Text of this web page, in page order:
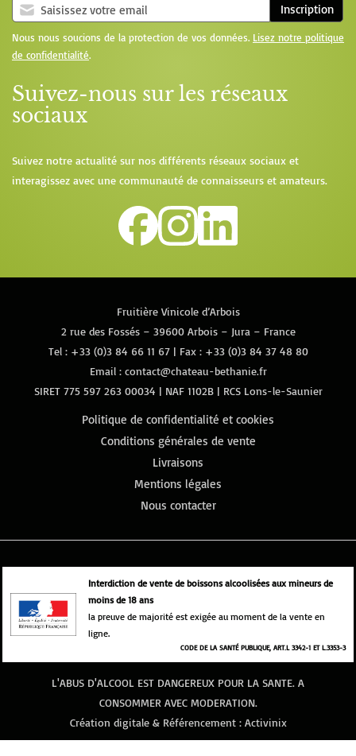
Inscription
Nous nous soucions de la protection de vos données. Lisez notre politique
de confidentialité.
Suivez-nous sur les réseaux
sociaux
Suivez notre actualité sur nos différents réseaux sociaux et
interagissez avec une communauté de connaisseurs et amateurs.
Fruitière Vinicole d’Arbois
2 rue des Fossés – 39600 Arbois – Jura – France
Tel : +33 (0)3 84 66 11 67| Fax : +33 (0)3 84 37 48 80
Email : contact@chateau-bethanie.fr
SIRET 775 597 263 00034 | NAF 1102B | RCS Lons-le-Saunier
Politique de confidentialité et cookies
Conditions générales de vente
Livraisons
Mentions légales
Nous contacter
Interdiction de vente de boissons alcoolisées aux mineurs de
moins de 18 ans
la preuve de majorité est exigée au moment de la vente en
ligne.
CODE DE LA SANTÉ PUBLIQUE, ART.L 3342-1 ET L.3353-3
L'ABUS D'ALCOOL EST DANGEREUX POUR LA SANTE. A
CONSOMMER AVEC MODERATION.
Création digitale & Référencement : Activinix